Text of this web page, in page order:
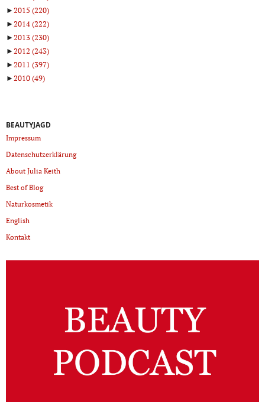
►2015 (220)
►2014(222)
►2013(230)
►2012 (243)
►2011 (397)
►2010(49)
BEAUTYJAGD
Impressum
Datenschutzerklärung
About Julia Keith
Best of Blog
Naturkosmetik
English
Kontakt